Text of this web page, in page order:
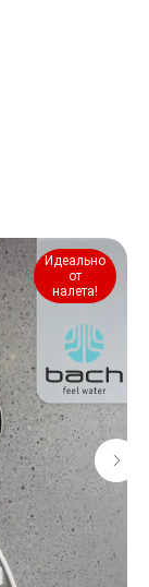
Идеально
от
налета!